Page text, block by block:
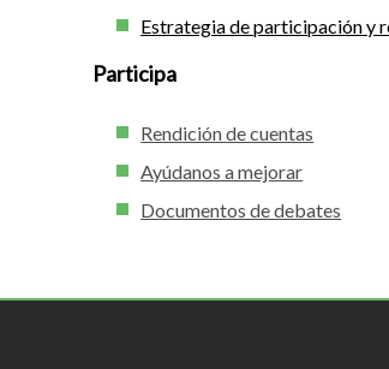
Estrategia de participación y
Participa
Rendición de cuentas
Ayúdanos a mejorar
Documentos de debates